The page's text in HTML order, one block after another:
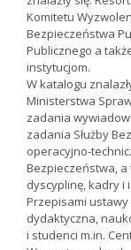
Komitetu
Bezpieczeństwa
Publicznego a
instytucjom.
W katalogu
Ministerstwa
zadania
zadania Służby
operacyjno-
Bezpieczeństwa,
dyscyplinę, kadry i
Przepisami
dydaktyczna,
i studenci m.in.